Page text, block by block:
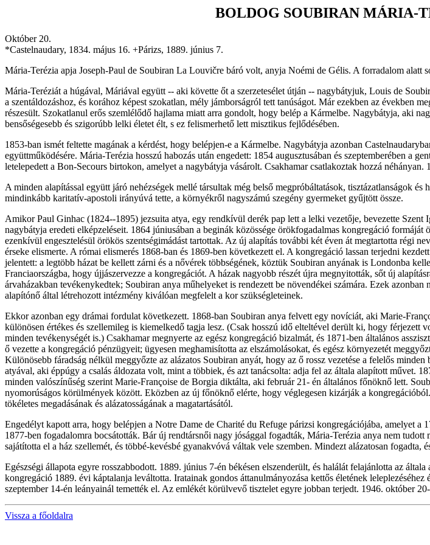
BOLDOG SOUBIRAN MÁRIA-
Október 20.
*Castelnaudary, 1834. május 16. +Párizs, 1889. június 7.
Mária-Terézia apja Joseph-Paul de Soubiran La Louvičre báró volt, anyja Noémi de Gélis. A forradalom alatt
Mária-Teréziát a húgával, Máriával együtt -- aki követte őt a szerzetesélet útján -- nagybátyjuk, Louis de
a szentáldozáshoz, és korához képest szokatlan, mély jámborságról tett tanúságot. Már ezekben az években
részesült. Szokatlanul erős szemlélődő hajlama miatt arra gondolt, hogy belép a Kármelbe. Nagybátyja, aki
bensőségesebb és szigorúbb lelki életet élt, s ez felismerhető lett misztikus fejlődésében.
1853-ban ismét feltette magának a kérdést, hogy belépjen-e a Kármelbe. Nagybátyja azonban
együttműködésére. Mária-Terézia hosszú habozás után engedett: 1854 augusztusában és szeptemberében a
letelepedett a Bon-Secours birtokon, amelyet a nagybátyja vásárolt. Csakhamar csatlakoztak hozzá
A minden alapítással együtt járó nehézségek mellé társultak még belső megpróbáltatások, tisztázatlanságok
mindinkább karitatív-apostoli irányúvá tette, a környékről nagyszámú szegény gyermeket gyűjtött össze.
Amikor Paul Ginhac (1824--1895) jezsuita atya, egy rendkívül derék pap lett a lelki vezetője, bevezette Szent
nagybátyja eredeti elképzeléseit. 1864 júniusában a beginák közössége örökfogadalmas kongregáció
ezenkívül engesztelésül örökös szentségimádást tartottak. Az új alapítás további két éven át megtartotta régi
érseke elismerte. A római elismerés 1868-ban és 1869-ben következett el. A kongregáció lassan terjedni
jelentett: a legtöbb házat be kellett zárni és a nővérek többségének, köztük Soubiran anyának is Londonba
Franciaországba, hogy újjászervezze a kongregációt. A házak nagyobb részét újra megnyitották, sőt új
árvaházakban tevékenykedtek; Soubiran anya műhelyeket is rendezett be növendékei számára. Ezek
alapítónő által létrehozott intézmény kiválóan megfelelt a kor szükségleteinek.
Ekkor azonban egy drámai fordulat következett. 1868-ban Soubiran anya felvett egy novíciát, aki Marie-
különösen értékes és szellemileg is kiemelkedő tagja lesz. (Csak hosszú idő elteltével derült ki, hogy férjezett
minden tevékenységét is.) Csakhamar megnyerte az egész kongregáció bizalmát, és 1871-ben általános
ő vezette a kongregáció pénzügyeit; ügyesen meghamisította az elszámolásokat, és egész környezetét
Különösebb fáradság nélkül meggyőzte az alázatos Soubiran anyát, hogy az ő rossz vezetése a felelős
atyával, aki éppúgy a csalás áldozata volt, mint a többiek, és azt tanácsolta: adja fel az általa alapított művet.
minden valószínűség szerint Marie-Françoise de Borgia diktálta, aki február 21- én általános főnöknő lett.
nyomorúságos körülmények között. Eközben az új főnöknő elérte, hogy véglegesen kizárják a
tökéletes megadásának és alázatosságának a magatartásától.
Engedélyt kapott arra, hogy belépjen a Notre Dame de Charité du Refuge párizsi kongregációjába, amelyet
1877-ben fogadalomra bocsátották. Bár új rendtársnői nagy jósággal fogadták, Mária-Terézia anya nem
sajátította el a ház szellemét, és többé-kevésbé gyanakvóvá váltak vele szemben. Mindezt alázatosan
Egészségi állapota egyre rosszabbodott. 1889. június 7-én békésen elszenderült, és halálát felajánlotta az
kongregáció 1889. évi káptalanja leváltotta. Iratainak gondos áttanulmányozása kettős életének
szeptember 14-én leányainál temették el. Az emlékét körülvevő tisztelet egyre jobban terjedt. 1946. október
Vissza a főoldalra